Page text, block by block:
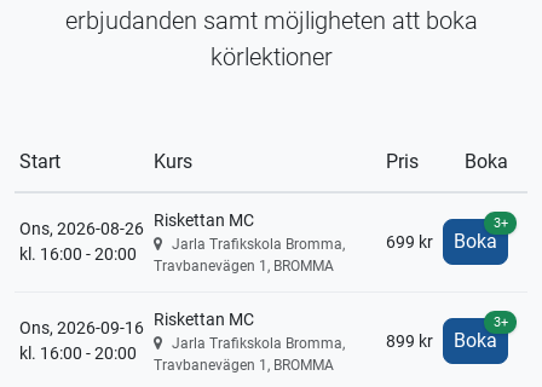
erbjudanden samt möjligheten att boka
körlektioner
Start Kurs Pris Boka
Ons, 2026-08-26
kl. 16:00 - 20:00
Riskettan MC
Jarla Trafikskola Bromma,
Travbanevägen 1, BROMMA
699 kr Boka
3+
Ons, 2026-09-16
kl. 16:00 - 20:00
Riskettan MC
Jarla Trafikskola Bromma,
Travbanevägen 1, BROMMA
899 kr Boka
3+